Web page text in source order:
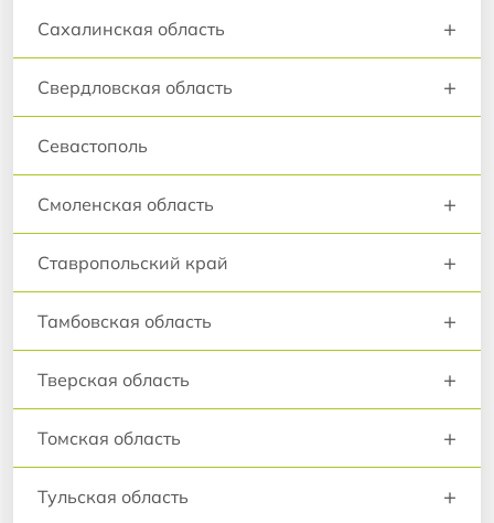
Сахалинская область +
Свердловская область +
Севастополь
Смоленская область +
Ставропольский край +
Тамбовская область +
Тверская область +
Томская область +
Тульская область +